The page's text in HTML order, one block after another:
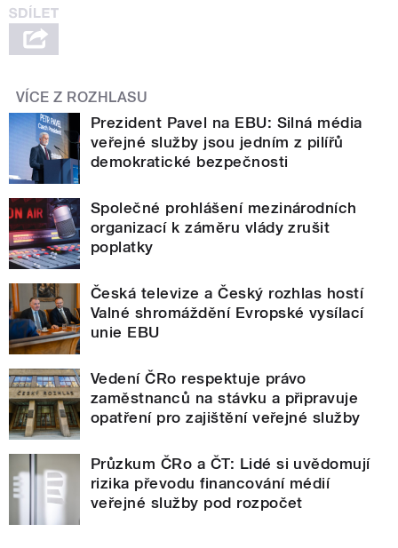
VÍCE Z ROZHLASU
Prezident Pavel na EBU: Silná média
veřejné služby jsou jedním z pilířů
demokratické bezpečnosti
Společné prohlášení mezinárodních
organizací k záměru vlády zrušit
poplatky
Česká televize a Český rozhlas hostí
Valné shromáždění Evropské vysílací
unie EBU
Vedení ČRo respektuje právo
zaměstnanců na stávku a připravuje
opatření pro zajištění veřejné služby
Průzkum ČRo a ČT: Lidé si uvědomují
rizika převodu financování médií
veřejné služby pod rozpočet